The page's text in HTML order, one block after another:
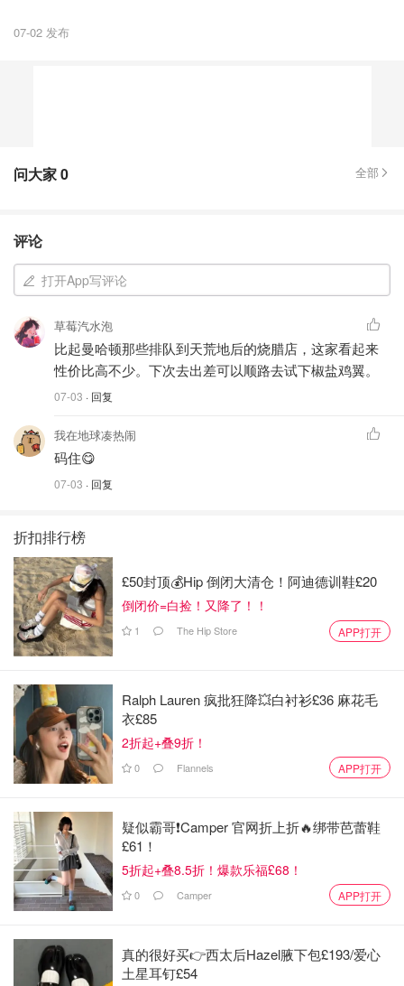
07-02 发布
问大家0 全部
评论
打开App写评论
草莓汽水泡
比起曼哈顿那些排队到天荒地后的烧腊店，这家看起来
性价比高不少。下次去出差可以顺路去试下椒盐鸡翼。
07-03 · 回复
我在地球凑热闹
码住😋
07-03 · 回复
折扣排行榜
£50封顶💰Hip 倒闭大清仓！阿迪德训鞋£20
倒闭价=白捡！又降了！！
1 The Hip Store APP打开
Ralph Lauren 疯批狂降💥白衬衫£36 麻花毛
衣£85
2折起+叠9折！
0 Flannels APP打开
疑似霸哥❗️Camper 官网折上折🔥绑带芭蕾鞋
£61！
5折起+叠8.5折！爆款乐福£68！
0 Camper APP打开
真的很好买👉西太后Hazel腋下包£193/爱心
土星耳钉£54